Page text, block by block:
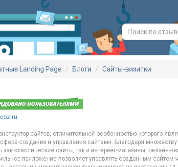
Landing Page Блоги Сайты-визитки
сайтов, отличительной особенностью которого
создания и управления сайтами. Благодаря
как классические сайты, так и интернет-магазины, онлайн-
приложение позволяет управлять созданным сайтом